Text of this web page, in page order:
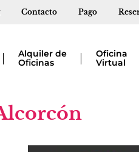
Contacto Pago
Alquiler de
Oficinas
Oficina
Virtual